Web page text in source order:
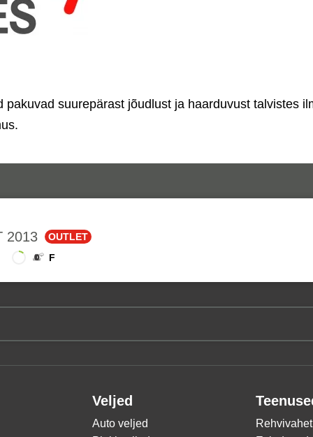
suurepärast jõudlust ja haarduvust talvistes
2013
OUTLET
F
Veljed
Auto veljed